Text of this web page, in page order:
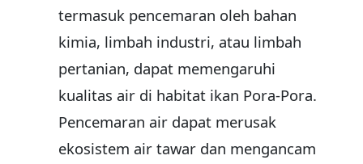
termasuk pencemaran oleh bahan
kimia, limbah industri, atau limbah
pertanian, dapat memengaruhi
kualitas air di habitat ikan Pora-Pora.
Pencemaran air dapat merusak
ekosistem air tawar dan mengancam